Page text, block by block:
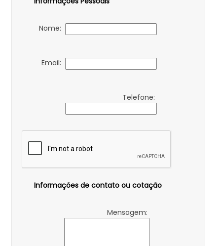
Nome:
Email:
Telefone:
Informações de contato ou cotação
Mensagem: